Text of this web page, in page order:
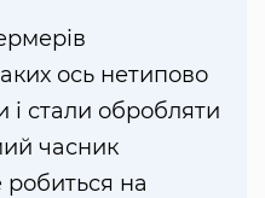
ось нетипово
і стали обробляти
часник
на